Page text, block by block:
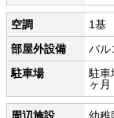
空調
1基
部屋外設備
バル
駐車場
駐
ヶ
周辺施設
幼